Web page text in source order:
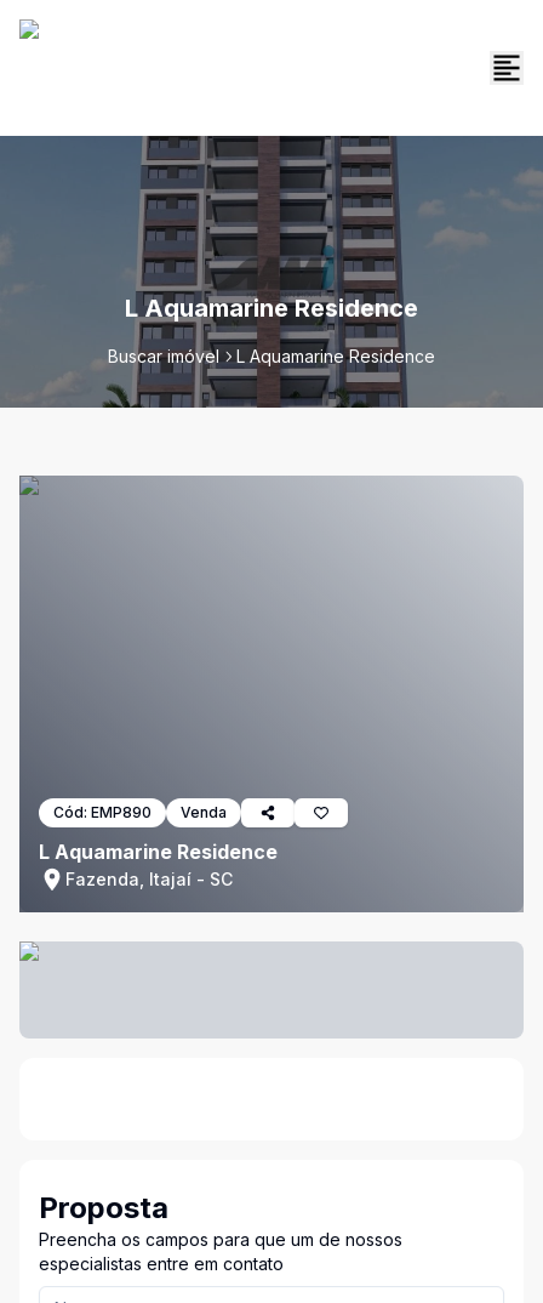
L Aquamarine Residence
Buscar imóvel L Aquamarine Residence
Cód: EMP890 Venda
L Aquamarine Residence
Fazenda, Itajaí - SC
Proposta
Preencha os campos para que um de nossos
especialistas entre em contato